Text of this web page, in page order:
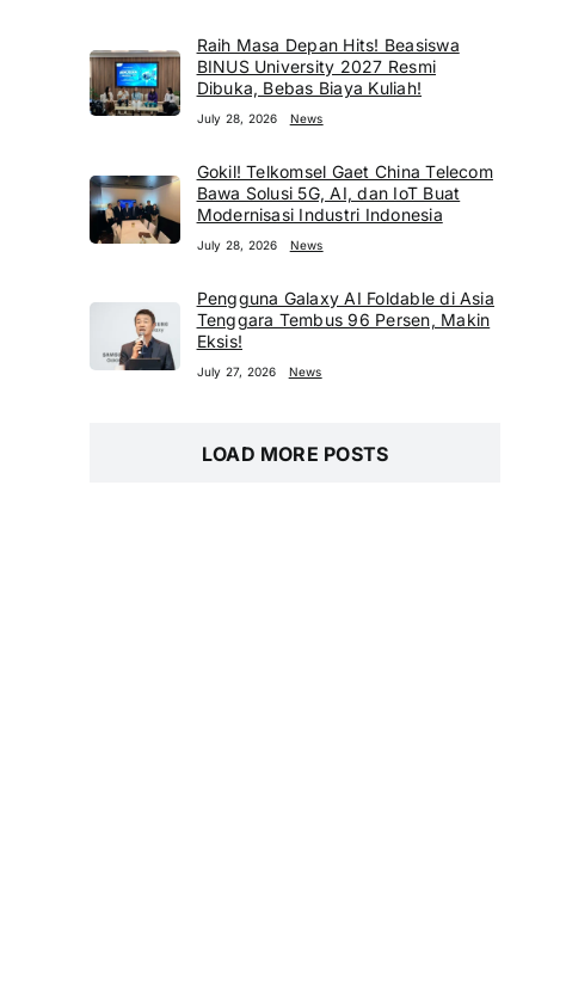
Raih Masa Depan Hits! Beasiswa
BINUS University 2027 Resmi
Dibuka, Bebas Biaya Kuliah!
July 28, 2026 News
Gokil! Telkomsel Gaet China Telecom
Bawa Solusi 5G, AI, dan IoT Buat
Modernisasi Industri Indonesia
July 28, 2026 News
Pengguna Galaxy AI Foldable di Asia
Tenggara Tembus 96 Persen, Makin
Eksis!
July 27, 2026 News
LOAD MORE POSTS